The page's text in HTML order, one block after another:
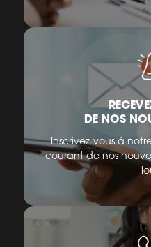
DE NOS
Inscrivez-vous à
courant de nos